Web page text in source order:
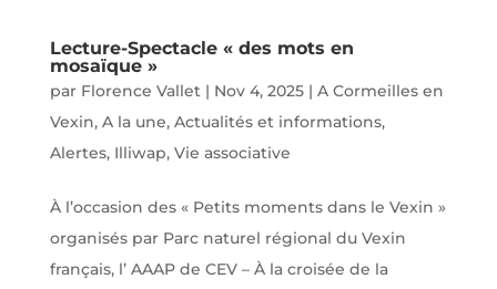
Lecture-Spectacle « des mots en
mosaïque »
par Florence Vallet| Nov 4, 2025| A Cormeilles en
Vexin, A la une, Actualités et informations,
Alertes, Illiwap, Vie associative
À l’occasion des « Petits moments dans le Vexin »
organisés par Parc naturel régional du Vexin
français, l’ AAAP de CEV – À la croisée de la